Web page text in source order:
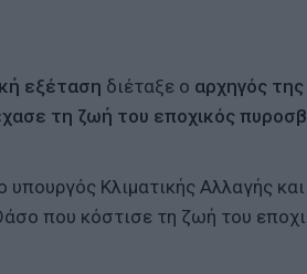
εξέταση διέταξε ο αρχηγός
τη ζωή του εποχικός
Κλιματικής Αλλαγής και
που κόστισε τη ζωή του